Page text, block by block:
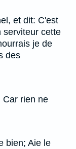
et dit: C'est
serviteur cette
je de
des
Car rien ne
bien; Aie le